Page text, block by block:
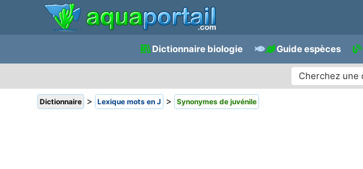
Dictionnaire biologie Guide espèces
Dictionnaire > Lexique mots en J > Synonymes de juvénile